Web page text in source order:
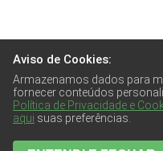
Aviso de Cookies:
Armazenamos dados para
fornecer conteúdos
Política de Privacidade e
aqui suas preferências.